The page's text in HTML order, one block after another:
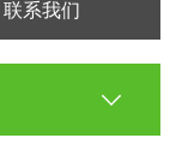
联系我们